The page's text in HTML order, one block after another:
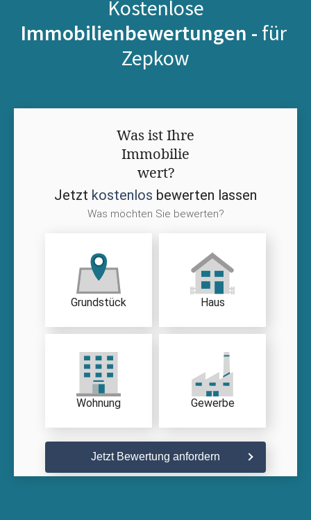
Kostenlose
Immobilienbewertungen - für
Zepkow
Was ist Ihre
Immobilie
wert?
Jetzt kostenlos bewerten lassen
Was möchten Sie bewerten?
Grundstück Haus
Wohnung Gewerbe
Jetzt Bewertung anfordern